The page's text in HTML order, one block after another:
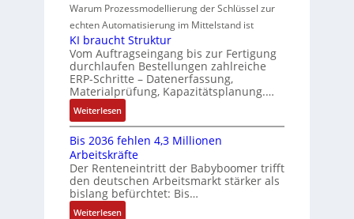
c
h
u
n
g
e
s
s
u
n
g
n
d
Z
u
s
i
n
F
a
n
u
c
C
N
C
-
S
y
r
u
n
g
b
e
s
t
ä
t
i
g
f
ü
r
m
u
l
v
a
r
i
a
b
a
h
t
l
o
s
e
I
n
t
e
g
r
a
Warum Prozessmodellierung der Schlüssel zur
echten Automatisierung im Mittelstand ist
KI braucht Struktur
Vom Auftragseingang bis zur Fertigung
durchlaufen Bestellungen zahlreiche
ERP-Schritte – Datenerfassung,
Materialprüfung, Kapazitätsplanung.…
Weiterlesen:
K
I
b
r
a
u
c
Bis 2036 fehlen 4,3 Millionen
Arbeitskräfte
Der Renteneintritt der Babyboomer trifft
den deutschen Arbeitsmarkt stärker als
bislang befürchtet: Bis…
Weiterlesen: